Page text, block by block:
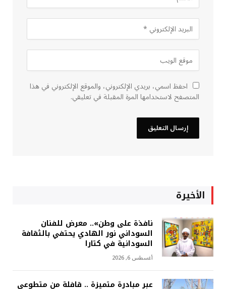
احفظ اسمي، بريدي الإلكتروني، والموقع الإلكتروني في هذا
المتصفح لاستخدامها المرة المقبلة في تعليقي.
الأخيرة
نافذة على وطن».. معرض للفنان
السوداني نور الهادي يحتفي بالثقافة
السودانية في كتارا
أغسطس 6, 2026
عبر مبادرة متميزة .. قافلة من متطوعي